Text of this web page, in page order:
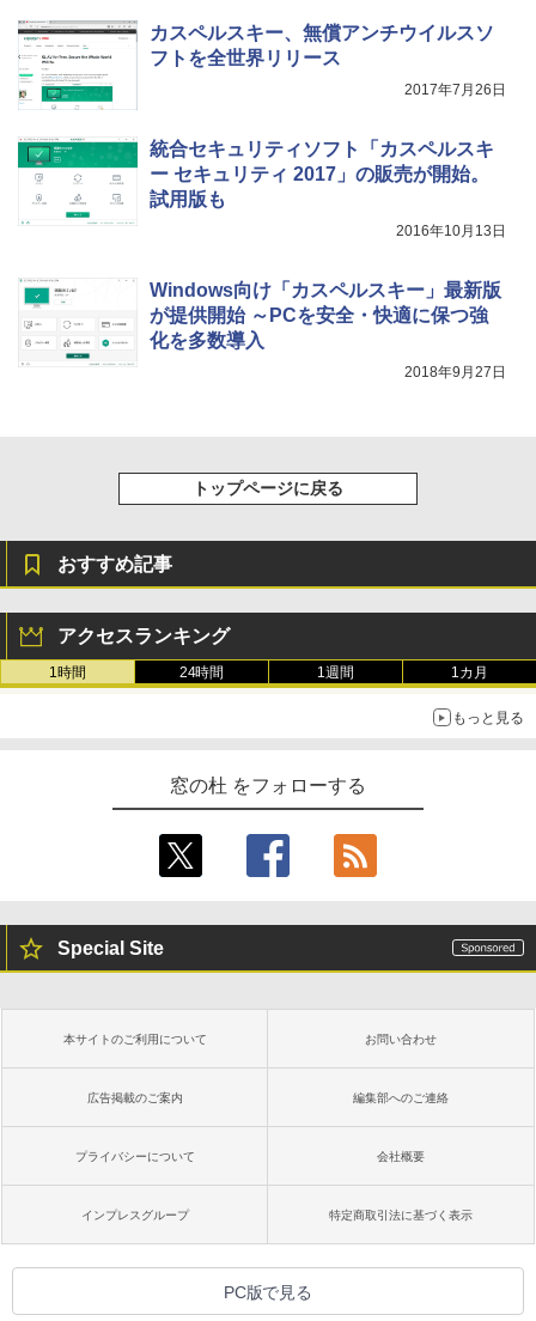
Windows版 | Minecraft (マインクラフ
ト): Java & Bedrock Edition | オンライ
ンコード版
ードウェア・市販ソフトウェアのパーフ
ェクトリストと最新エミュレータ紹介
￥31,980
レージ、ノート機能搭載、明るさ自動調
整、色調調節ライト、プレミアムペン付
き、グラファイト
カスペルスキー、無償アンチウイルスソ
フトを全世界リリース
2017年7月26日
統合セキュリティソフト「カスペルスキ
ー セキュリティ 2017」の販売が開始。
試用版も
2016年10月13日
Windows向け「カスペルスキー」最新版
が提供開始 ～PCを安全・快適に保つ強
化を多数導入
2018年9月27日
トップページに戻る
おすすめ記事
アクセスランキング
1時間 24時間 1週間 1カ月
もっと見る
窓の杜 をフォローする
Special Site
本サイトのご利用について お問い合わせ
広告掲載のご案内 編集部へのご連絡
プライバシーについて 会社概要
インプレスグループ 特定商取引法に基づく表示
PC版で見る